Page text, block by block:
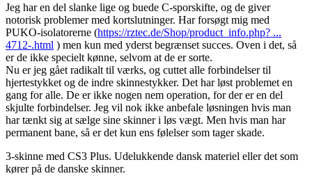
Jeg har en del slanke lige og buede C-sporskifte, og de giver
notorisk problemer med kortslutninger. Har forsøgt mig med
PUKO-isolatorerne (https://rztec.de/Shop/product_info.php? ...
4712-.html ) men kun med yderst begrænset succes. Oven i det, så
er de ikke specielt kønne, selvom at de er sorte.
Nu er jeg gået radikalt til værks, og cuttet alle forbindelser til
hjertestykket og de indre skinnestykker. Det har løst problemet en
gang for alle. De er ikke nogen nem operation, for der er en del
skjulte forbindelser. Jeg vil nok ikke anbefale løsningen hvis man
har tænkt sig at sælge sine skinner i løs vægt. Men hvis man har
permanent bane, så er det kun ens følelser som tager skade.
3-skinne med CS3 Plus. Udelukkende dansk materiel eller det som
kører på de danske skinner.